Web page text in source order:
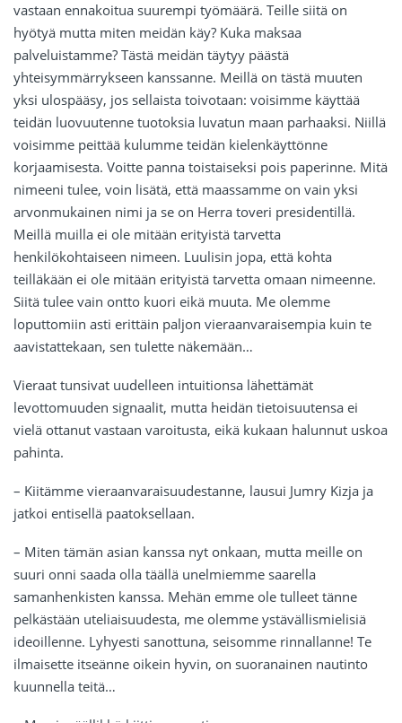
vastaan ennakoitua suurempi työmäärä. Teille siitä on
hyötyä mutta miten meidän käy? Kuka maksaa
palveluistamme? Tästä meidän täytyy päästä
yhteisymmärrykseen kanssanne. Meillä on tästä muuten
yksi ulospääsy, jos sellaista toivotaan: voisimme käyttää
teidän luovuutenne tuotoksia luvatun maan parhaaksi. Niillä
voisimme peittää kulumme teidän kielenkäyttönne
korjaamisesta. Voitte panna toistaiseksi pois paperinne. Mitä
nimeeni tulee, voin lisätä, että maassamme on vain yksi
arvonmukainen nimi ja se on Herra toveri presidentillä.
Meillä muilla ei ole mitään erityistä tarvetta
henkilökohtaiseen nimeen. Luulisin jopa, että kohta
teilläkään ei ole mitään erityistä tarvetta omaan nimeenne.
Siitä tulee vain ontto kuori eikä muuta. Me olemme
loputtomiin asti erittäin paljon vieraanvaraisempia kuin te
aavistattekaan, sen tulette näkemään…
Vieraat tunsivat uudelleen intuitionsa lähettämät
levottomuuden signaalit, mutta heidän tietoisuutensa ei
vielä ottanut vastaan varoitusta, eikä kukaan halunnut uskoa
pahinta.
– Kiitämme vieraanvaraisuudestanne, lausui Jumry Kizja ja
jatkoi entisellä paatoksellaan.
– Miten tämän asian kanssa nyt onkaan, mutta meille on
suuri onni saada olla täällä unelmiemme saarella
samanhenkisten kanssa. Mehän emme ole tulleet tänne
pelkästään uteliaisuudesta, me olemme ystävällismielisiä
ideoillenne. Lyhyesti sanottuna, seisomme rinnallanne! Te
ilmaisette itseänne oikein hyvin, on suoranainen nautinto
kuunnella teitä…